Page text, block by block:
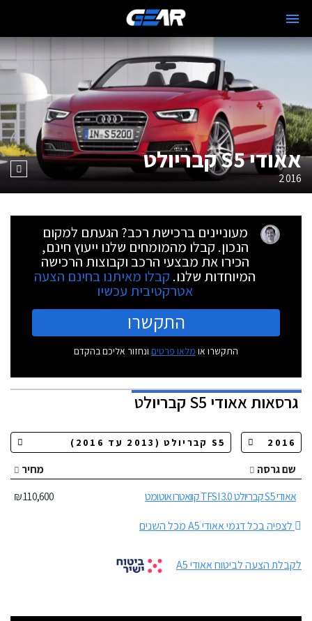
אאודי S5 קבריולט
2016
מעוניינים ברכישת רכב? הגעתם למקום
הנכון. קבלו מהמומחים שלנו ייעוץ חינם,
הכירו את מבצעי הרכב וקבוצות הרכישה
המיוחדות שלנו. קבלו מאיתנו בחינם הצעה
אטרקטיבית עכשיו
התקשרו
התקשרו או מלאו פרטים ונחזור אליכם בהקדם
גרסאותאאודי S5 קבריולט
שם גרסה
מחיר
אאודי S5 קבריולט 3.0 TFSI קוואטרו אוטומט
110,600 ₪
לצפיה בכל דגמי אאודי A5 מכל השנים
לקבלת הצעה לביטוח אאודי A5